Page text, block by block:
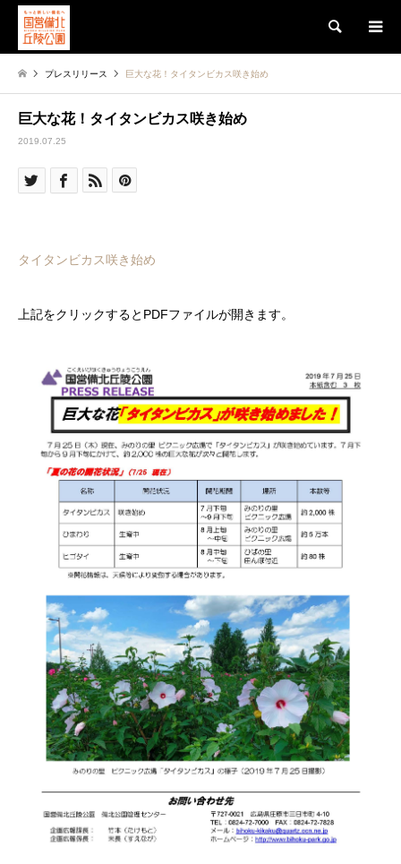
検索
プレスリリース 巨大な花！タイタンビカス咲き始め
巨大な花！タイタンビカス咲き始め
2019.07.25
タイタンビカス咲き始め
上記をクリックするとPDFファイルが開きます。